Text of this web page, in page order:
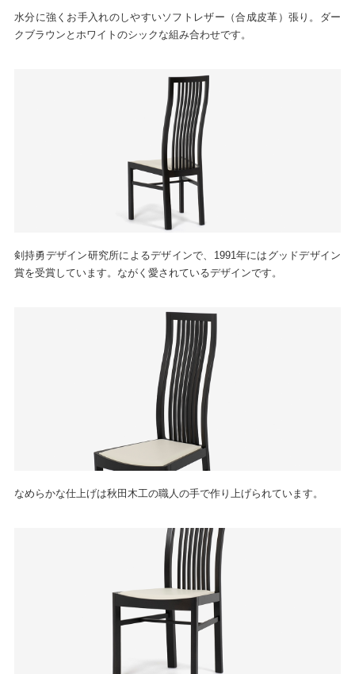
水分に強くお手入れのしやすいソフトレザー（合成皮革）張り。ダー
クブラウンとホワイトのシックな組み合わせです。
剣持勇デザイン研究所によるデザインで、1991年にはグッドデザイン
賞を受賞しています。ながく愛されているデザインです。
なめらかな仕上げは秋田木工の職人の手で作り上げられています。